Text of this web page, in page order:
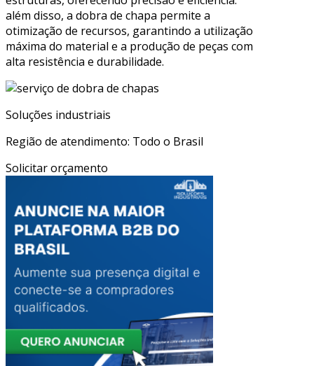
além disso, a dobra de chapa permite a
otimização de recursos, garantindo a utilização
máxima do material e a produção de peças com
alta resistência e durabilidade.
Soluções industriais
Região de atendimento: Todo o Brasil
Solicitar orçamento